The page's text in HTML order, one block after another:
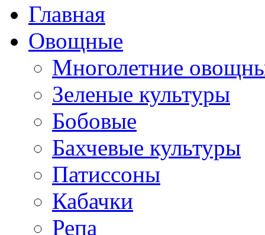
Главная
Овощные
Многолетние
Зеленые культуры
Бобовые
Бахчевые культуры
Патиссоны
Кабачки
Репа